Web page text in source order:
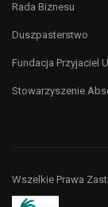
Rada Biznesu
Duszpasterstwo
Fundacja Przyjaciel
Stowarzyszenie
Wszelkie Prawa